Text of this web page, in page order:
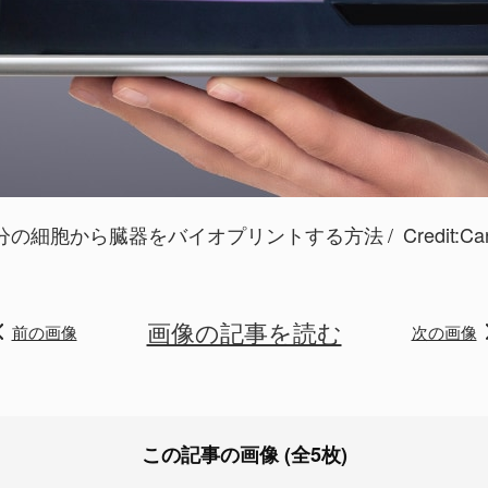
の細胞から臓器をバイオプリントする方法 Credit:
前の画像 画像の記事を読む 次の画像
この記事の画像 (全5枚)